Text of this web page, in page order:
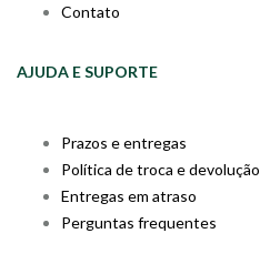
Contato
AJUDA E SUPORTE
Prazos e entregas
Política de troca e devolução
Entregas em atraso
Perguntas frequentes